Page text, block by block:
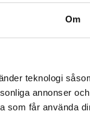
Om
teknologi
annonser
som får använda
Messi älskar
– trots den
i
grönsaker.
–
på självaste